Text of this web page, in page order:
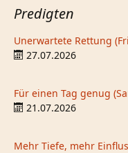
Predigten
Unerwartete Rettung
27.07.2026
Für einen Tag genug
21.07.2026
Mehr Tiefe, mehr